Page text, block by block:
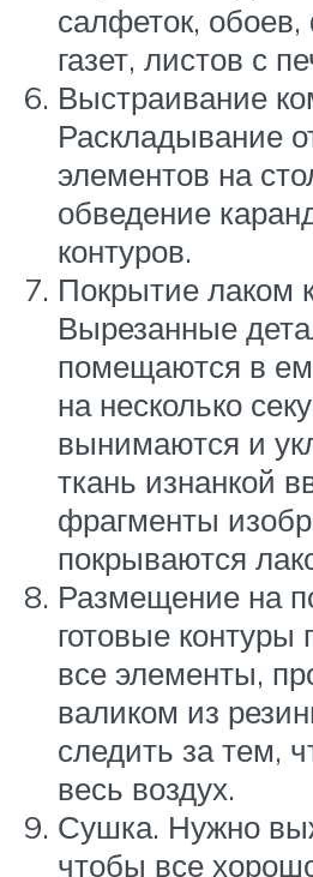
салфеток,
газет, листов с
Выстраивание
Раскладывание
элементов на
обведение
контуров.
Покрытие лаком
Вырезанные
помещаются в
на несколько
вынимаются и
ткань изнанкой
фрагменты
покрываются
Размещение на
готовые
все элементы,
валиком из
следить за тем,
весь воздух.
Сушка. Нужно
чтобы все